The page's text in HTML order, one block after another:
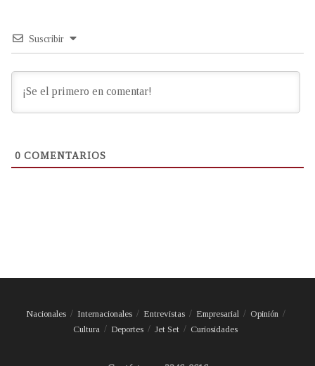
Suscribir
0 COMENTARIOS
Nacionales Internacionales Entrevistas Empresarial
Opinión
Cultura
Deportes Jet Set Curiosidades